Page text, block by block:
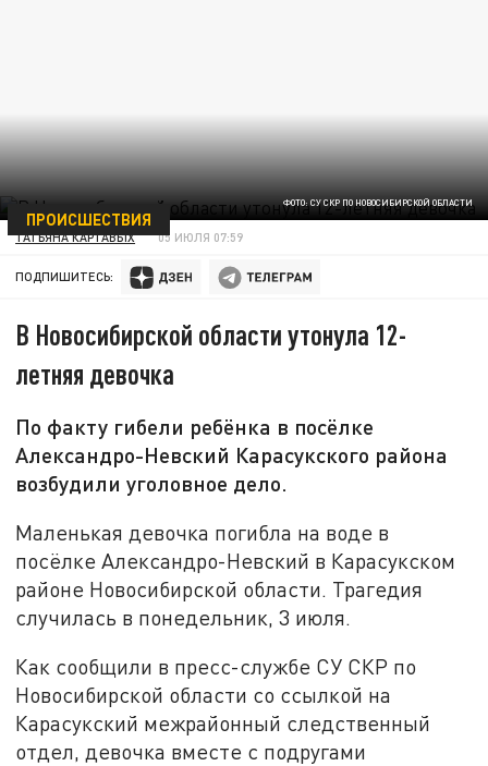
ФОТО: СУ СКР ПО НОВОСИБИРСКОЙ ОБЛАСТИ
ПРОИСШЕСТВИЯ
ТАТЬЯНА КАРТАВЫХ 05 ИЮЛЯ 07:59
ПОДПИШИТЕСЬ:
В Новосибирской области утонула 12-
летняя девочка
По факту гибели ребёнка в посёлке
Александро-Невский Карасукского района
возбудили уголовное дело.
Маленькая девочка погибла на воде в
посёлке Александро-Невский в Карасукском
районе Новосибирской области. Трагедия
случилась в понедельник, 3 июля.
Как сообщили в пресс-службе СУ СКР по
Новосибирской области со ссылкой на
Карасукский межрайонный следственный
отдел, девочка вместе с подругами